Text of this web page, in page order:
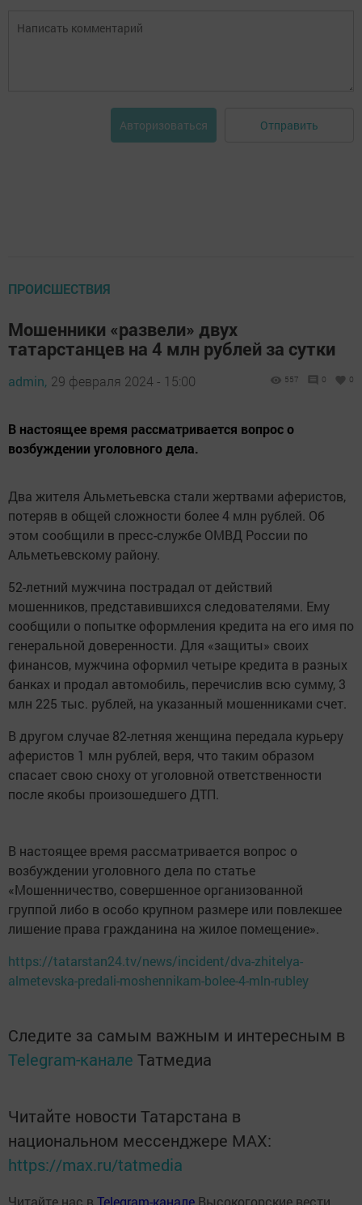
Авторизоваться Отправить
ПРОИСШЕСТВИЯ
Мошенники «развели» двух
татарстанцев на 4 млн рублей за сутки
admin, 29 февраля 2024 - 15:00 557 0 0
В настоящее время рассматривается вопрос о
возбуждении уголовного дела.
Два жителя Альметьевска стали жертвами аферистов,
потеряв в общей сложности более 4 млн рублей. Об
этом сообщили в пресс-службе ОМВД России по
Альметьевскому району.
52-летний мужчина пострадал от действий
мошенников, представившихся следователями. Ему
сообщили о попытке оформления кредита на его имя по
генеральной доверенности. Для «защиты» своих
финансов, мужчина оформил четыре кредита в разных
банках и продал автомобиль, перечислив всю сумму, 3
млн 225 тыс. рублей, на указанный мошенниками счет.
В другом случае 82-летняя женщина передала курьеру
аферистов 1 млн рублей, веря, что таким образом
спасает свою сноху от уголовной ответственности
после якобы произошедшего ДТП.
В настоящее время рассматривается вопрос о
возбуждении уголовного дела по статье
«Мошенничество, совершенное организованной
группой либо в особо крупном размере или повлекшее
лишение права гражданина на жилое помещение».
https://tatarstan24.tv/news/incident/dva-zhitelya-
almetevska-predali-moshennikam-bolee-4-mln-rubley
Следите за самым важным и интересным в
Telegram-канале Татмедиа
Читайте новости Татарстана в
национальном мессенджере MАХ:
https://max.ru/tatmedia
Читайте нас в Telegram-канале Высокогорские вести